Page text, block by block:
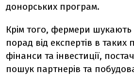
донорських програм.
Крім того, фермери шукають
порад від експертів в таких
фінанси та інвестиції,
пошук партнерів та